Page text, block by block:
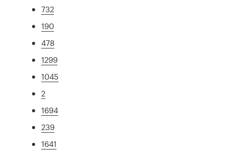
732
190
478
1299
1045
2
1694
239
1641